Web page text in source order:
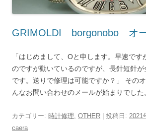
GRIMOLDI borgonobo オ
「はじめまして、Oと申します。早速で
のですが動いているのですが、長針短針
です。送りで修理は可能ですか？」 その
んなお問い合わせのメールが始まりでし
カテゴリー: 時計修理 OTHER | 投稿日: 2021
caera